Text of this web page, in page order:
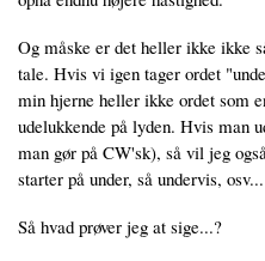
Og måske er det heller ikke ikke
tale. Hvis vi igen tager ordet
min hjerne heller ikke ordet som
udelukkende på lyden. Hvis man
man gør på CW'sk), så vil jeg
starter på under, så undervis, osv...
Så hvad prøver jeg at sige...?